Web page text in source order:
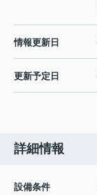
情報更新日
更新予定日
詳細情報
設備条件